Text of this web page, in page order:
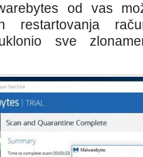
od vas
restartovanja
sve